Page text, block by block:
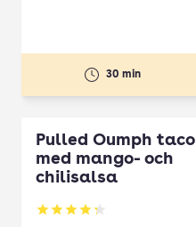
30 min
Pulled Oumph taco
med mango- och
chilisalsa
Betyg: 4.26 av 5